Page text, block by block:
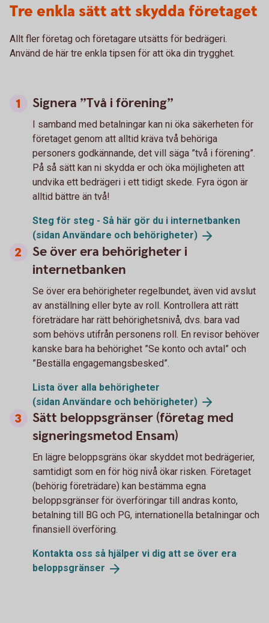
Tre enkla sätt att skydda företaget
Allt fler företag och företagare utsätts för bedrägeri.
Använd de här tre enkla tipsen för att öka din trygghet.
Signera ”Två i förening”
I samband med betalningar kan ni öka säkerheten för
företaget genom att alltid kräva två behöriga
personers godkännande, det vill säga ”två i förening”.
På så sätt kan ni skydda er och öka möjligheten att
undvika ett bedrägeri i ett tidigt skede. Fyra ögon är
alltid bättre än två!
Steg för steg - Så här gör du i internetbanken
(sidan Användare och behörigheter)
Se över era behörigheter i
internetbanken
Se över era behörigheter regelbundet, även vid avslut
av anställning eller byte av roll. Kontrollera att rätt
företrädare har rätt behörighetsnivå, dvs. bara vad
som behövs utifrån personens roll. En revisor behöver
kanske bara ha behörighet ”Se konto och avtal” och
”Beställa engagemangsbesked”.
Lista över alla behörigheter
(sidan Användare och behörigheter)
Sätt beloppsgränser (företag med
signeringsmetod Ensam)
En lägre beloppsgräns ökar skyddet mot bedrägerier,
samtidigt som en för hög nivå ökar risken. Företaget
(behörig företrädare) kan bestämma egna
beloppsgränser för överföringar till andras konto,
betalning till BG och PG, internationella betalningar och
finansiell överföring.
Kontakta oss så hjälper vi dig att se över era
beloppsgränser